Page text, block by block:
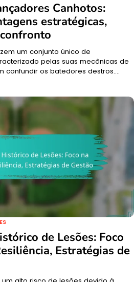
Canhotos:
estratégicas,
um conjunto único de
pelas suas mecânicas de
confundir os batedores destros.…
de Lesões: Foco
Estratégias de